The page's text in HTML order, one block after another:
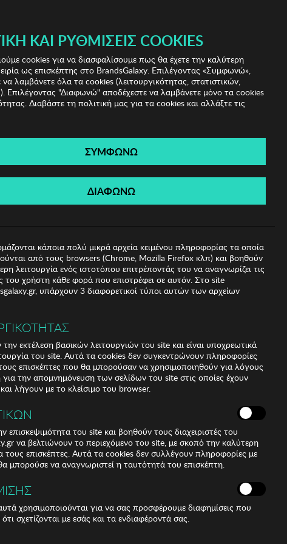
& IRIS!
(0)
07
waistband
ΚΑΙ ΡΥΘΜΊΣΕΙΣ COOKIES
cookies για να διασφαλίσουμε πως θα έχετε την καλύτερη
ως επισκέπτης στο BrandsGalaxy. Επιλέγοντας «Συμφωνώ»,
λαμβάνετε όλα τα cookies (λειτουργικότητας, στατιστικών,
Επιλέγοντας "Διαφωνώ" αποδέχεστε να λαμβάνετε μόνο τα cookies
Διαβάστε τη πολιτική μας για τα cookies και αλλάξτε τις
ΣΥΜΦΩΝΩ
ΔΙΑΦΩΝΩ
κάποια πολύ μικρά αρχεία κειμένου πληροφορίας τα οποία
από τους browsers (Chrome, Mozilla Firefox κλπ) και βοηθούν
λειτουργία ενός ιστοτόπου επιτρέποντάς του να αναγνωρίζει τις
του χρήστη κάθε φορά που επιστρέφει σε αυτόν. Στο site
υπάρχουν 3 διαφορετικοί τύποι αυτών των αρχείων
την εκτέλεση βασικών λειτουργιών του site και είναι υποχρεωτικά
του site. Αυτά τα cookies δεν συγκεντρώνουν πληροφορίες
επισκέπτες που θα μπορούσαν να χρησιμοποιηθούν για λόγους
την απομνημόνευση των σελίδων του site στις οποίες έχουν
λήγουν με το κλείσιμο του browser.
επισκεψιμότητα του site και βοηθούν τους διαχειριστές του
να βελτιώνουν το περιεχόμενο του site, με σκοπό την καλύτερη
τους επισκέπτες. Αυτά τα cookies δεν συλλέγουν πληροφορίες με
μπορούσε να αναγνωριστεί η ταυτότητά του επισκέπτη.
χρησιμοποιούνται για να σας προσφέρουμε διαφημίσεις που
σχετίζονται με εσάς και τα ενδιαφέροντά σας.